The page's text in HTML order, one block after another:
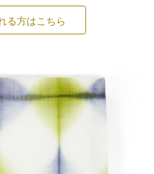
る方はこちら